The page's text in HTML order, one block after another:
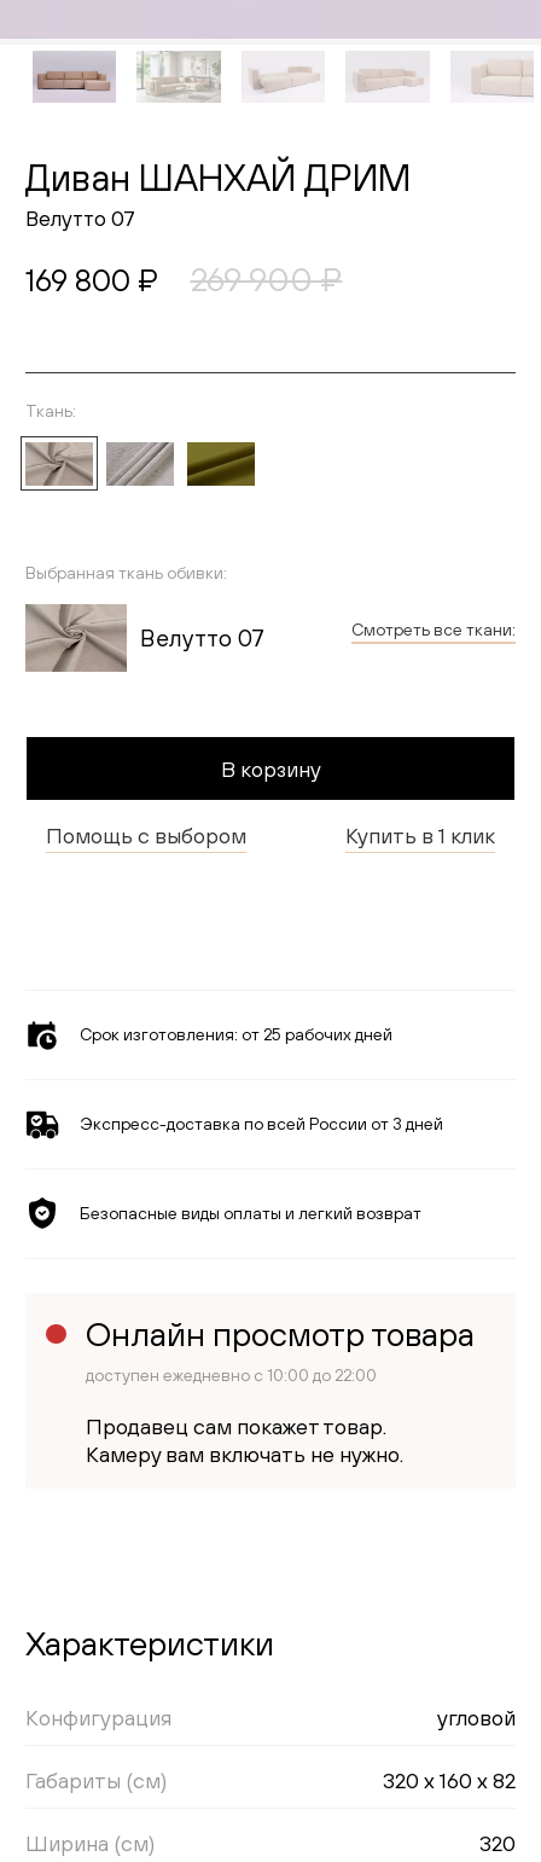
Живопись
Комоды
Пуфы и банкетки
Подушки
Распродажа
Комнаты
Детская
Кухня
Доставка и оплата
Проекты
Мебель для бизнеса
Дизайнерам
Диван ШАНХАЙ ДРИМ
Велутто 07
169 800 ₽ 269 900 ₽
Выберите ткань
Ткань:
Выбранная ткань обивки:
Велутто 07 Смотреть все ткани:
В корзину
Помощь с выбором Купить в 1 клик
Срок изготовления: от 25 рабочих дней
Экспресс-доставка по всей России от 3 дней
Безопасные виды оплаты и легкий возврат
Онлайн просмотр товара
доступен ежедневно с 10:00 до 22:00
Продавец сам покажет товар.
Камеру вам включать не нужно.
Характеристики
Конфигурация угловой
Габариты (см) 320 x 160 x 82
Ширина (см) 320